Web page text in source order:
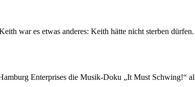
war es etwas anderes: Keith hätte nicht sterben
Enterprises die Musik-Doku „It Must